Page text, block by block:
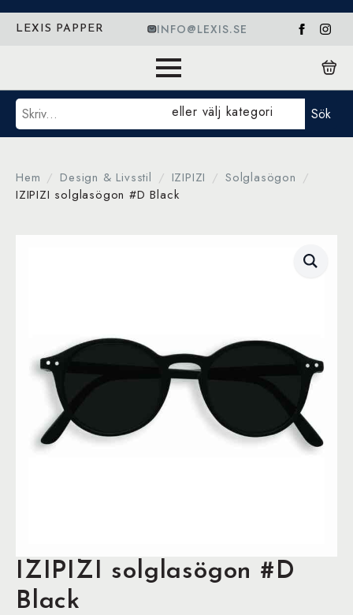
LEXIS PAPPER INFO@LEXIS.SE
Sök eller välj kategori Sök
Hem Design & Livsstil IZIPIZI
Solglasögon
IZIPIZI solglasögon #D Black
IZIPIZI solglasögon #D
Black